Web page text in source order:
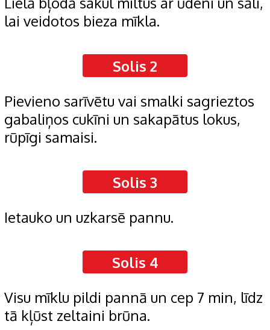
lai veidotos bieza mīkla.
Solis 2
Pievieno sarīvētu vai smalki sagrieztos
gabaliņos cukīni un sakapātus lokus,
rūpīgi samaisi.
Solis 3
Ietauko un uzkarsē pannu.
Solis 4
Visu mīklu pildi pannā un cep 7 min, līdz
tā kļūst zeltaini brūna.